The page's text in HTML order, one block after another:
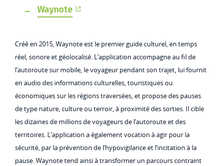
Waynote
Créé en 2015, Waynote est le premier guide culturel, en temps
réel, sonore et géolocalisé. L’application accompagne au fil de
l’autoroute sur mobile, le voyageur pendant son trajet, lui fournit
en audio des informations culturelles, touristiques ou
économiques sur les régions traversées, et propose des pauses
de type nature, culture ou terroir, à proximité des sorties. Il cible
les dizaines de millions de voyageurs de l’autoroute et des
territoires. L’application a également vocation à agir pour la
sécurité, par la prévention de l’hypovigilance et l’incitation à la
pause. Waynote tend ainsi à transformer un parcours contraint